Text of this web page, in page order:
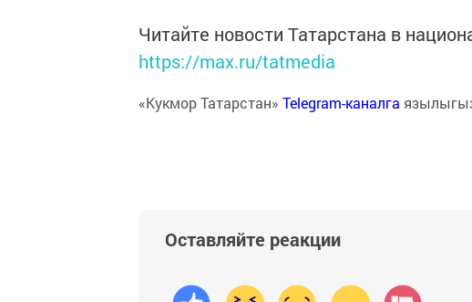
Читайте новости Татарстана в
https://max.ru/tatmedia
«Кукмор Татарстан» Telegram-каналга
Оставляйте реакции